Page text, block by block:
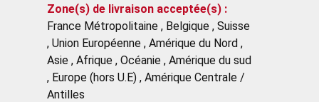
Zone(s) de livraison acceptée(s) :
France Métropolitaine , Belgique , Suisse
, Union Européenne , Amérique du Nord ,
Asie , Afrique , Océanie , Amérique du sud
, Europe (hors U.E) , Amérique Centrale /
Antilles